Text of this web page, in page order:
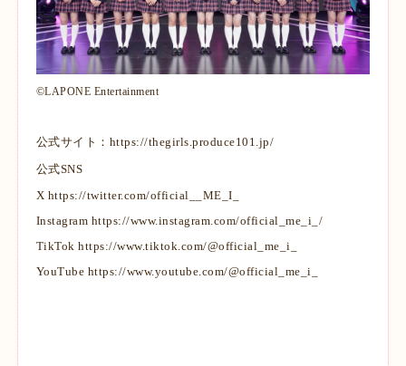
©LAPONE Entertainment
公式サイト： https://thegirls.produce101.jp/
公式SNS
X https://twitter.com/official__ME_I_
Instagram https://www.instagram.com/official_me_i_/
TikTokhttps://www.tiktok.com/@official_me_i_
YouTube https://www.youtube.com/@official_me_i_